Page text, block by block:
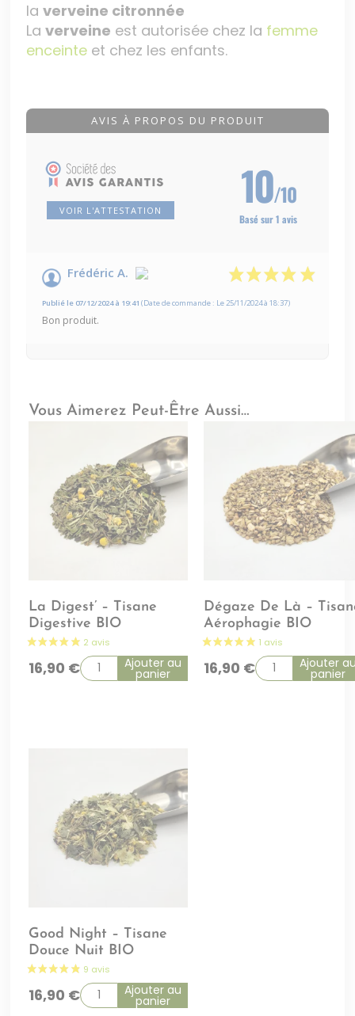
laverveine citronnée
Laverveine est autorisée chez la femme
enceinte et chez les enfants.
AVIS À PROPOS DU PRODUIT
VOIR L'ATTESTATION 10/10
Basé sur 1 avis
Frédéric A.
Publié le 07/12/2024 à 19:41(Date de commande : Le 25/11/2024 à 18:37)
Bon produit.
Vous Aimerez Peut-Être Aussi…
La Digest’ – Tisane
Digestive BIO
16,90 € Ajouter au
panier
Dégaze De Là –
Aérophagie BIO
16,90 € Ajouter
panier
Good Night – Tisane
Douce Nuit BIO
16,90 € Ajouter au
panier